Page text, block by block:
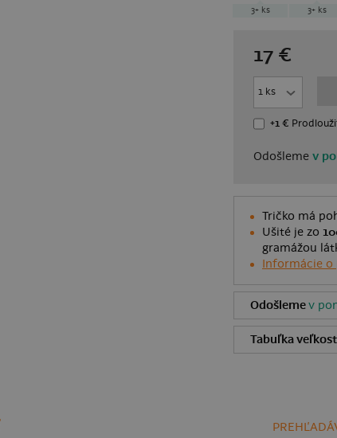
3+ ks 3+ ks
17 €
+1 €
Odošleme v
Tričko má
Ušité je zo
gramážou
Informácie o
Odošlemev
Tabuľka